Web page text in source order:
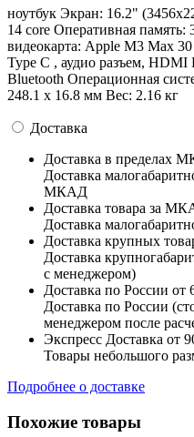
ноутбук Экран: 16.2"
14 core Оперативная
видеокарта: Apple M3 Max
Type C , аудио разъем, HDMI
Bluetooth Операционная
248.1 x 16.8 мм Вес: 2.16 кг
Доставка
Доставка в пределах
Доставка
МКАД
Доставка товара за
Доставка
Доставка крупных
Доставка
с менеджером)
Доставка по России от
Доставка по России
менеджером после
Экспресс Доставка от
Товары небольшого
Подробнее о доставке
Похожие товары